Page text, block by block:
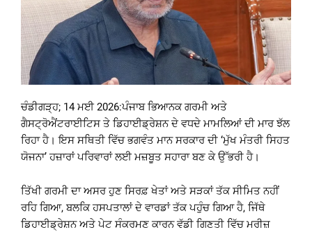
ਚੰਡੀਗੜ੍ਹ; 14 ਮਈ 2026:ਪੰਜਾਬ ਭਿਆਨਕ ਗਰਮੀ ਅਤੇ
ਗੈਸਟ੍ਰੋਐਂਟਰਾਈਟਿਸ ਤੇ ਡਿਹਾਈਡ੍ਰੇਸ਼ਨ ਦੇ ਵਧਦੇ ਮਾਮਲਿਆਂ ਦੀ ਮਾਰ ਝੱਲ
ਰਿਹਾ ਹੈ। ਇਸ ਸਥਿਤੀ ਵਿੱਚ ਭਗਵੰਤ ਮਾਨ ਸਰਕਾਰ ਦੀ ‘ਮੁੱਖ ਮੰਤਰੀ ਸਿਹਤ
ਯੋਜਨਾ’ ਹਜ਼ਾਰਾਂ ਪਰਿਵਾਰਾਂ ਲਈ ਮਜ਼ਬੂਤ ਸਹਾਰਾ ਬਣ ਕੇ ਉੱਭਰੀ ਹੈ।
ਤਿੱਖੀ ਗਰਮੀ ਦਾ ਅਸਰ ਹੁਣ ਸਿਰਫ਼ ਖੇਤਾਂ ਅਤੇ ਸੜਕਾਂ ਤੱਕ ਸੀਮਿਤ ਨਹੀਂ
ਰਹਿ ਗਿਆ, ਬਲਕਿ ਹਸਪਤਾਲਾਂ ਦੇ ਵਾਰਡਾਂ ਤੱਕ ਪਹੁੰਚ ਗਿਆ ਹੈ, ਜਿੱਥੇ
ਡਿਹਾਈਡ੍ਰੇਸ਼ਨ ਅਤੇ ਪੇਟ ਸੰਕਰਮਣ ਕਾਰਨ ਵੱਡੀ ਗਿਣਤੀ ਵਿੱਚ ਮਰੀਜ਼